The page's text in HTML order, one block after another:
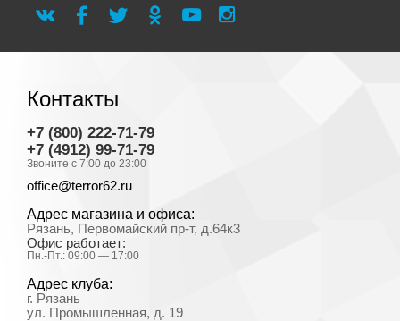
Контакты
+7 (800) 222-71-79
+7 (4912) 99-71-79
Звоните с 7:00 до 23:00
office@terror62.ru
Адрес магазина и офиса:
Рязань, Первомайский пр-т, д.64к3
Офис работает:
Пн.-Пт.: 09:00 — 17:00
Адрес клуба:
г. Рязань
ул. Промышленная, д. 19